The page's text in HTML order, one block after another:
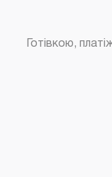
Готівкою,